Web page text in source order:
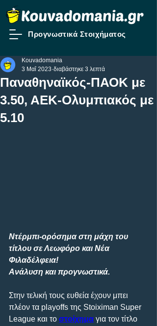
Προγνωστικά Στοιχήματος
Παναθηναϊκός-ΠΑΟΚ με
3.50, ΑΕΚ-Ολυμπιακός με
5.10
Kouvadomania
3 Μαΐ 2023 διαβάστηκε 3 λεπτά
Ντέρμπι-ορόσημα στη μάχη του
τίτλου σε Λεωφόρο και Νέα
Φιλαδέλφεια!
Ανάλυση και προγνωστικά.
Στην τελική τους ευθεία έχουν μπει
πλέον τα playoffs της Stoiximan Super
League και το στοίχημα για τον τίτλο